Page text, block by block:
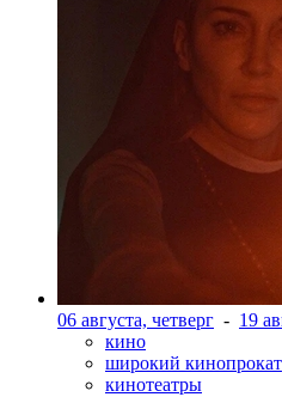
06 августа, четверг - 19
кино
широкий кинопрокат
кинотеатры